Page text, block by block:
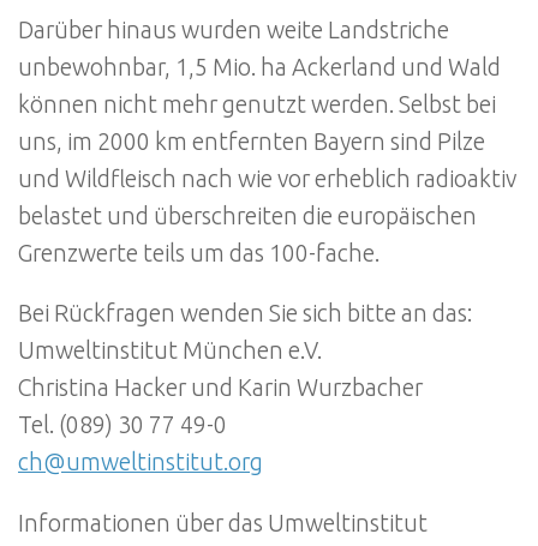
Darüber hinaus wurden weite Landstriche
unbewohnbar, 1,5 Mio. ha Ackerland und Wald
können nicht mehr genutzt werden. Selbst bei
uns, im 2000 km entfernten Bayern sind Pilze
und Wildfleisch nach wie vor erheblich radioaktiv
belastet und überschreiten die europäischen
Grenzwerte teils um das 100-fache.
Bei Rückfragen wenden Sie sich bitte an das:
Umweltinstitut München e.V.
Christina Hacker und Karin Wurzbacher
Tel. (089) 30 77 49-0
ch@umweltinstitut.org
Informationen über das Umweltinstitut